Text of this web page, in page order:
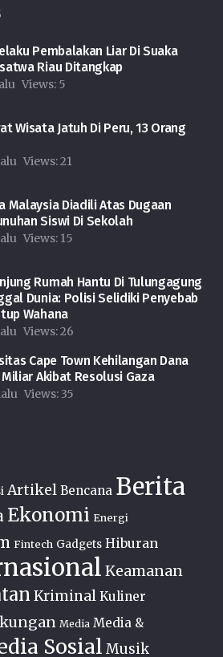
Pembalakan Liar Di Suaka
Riau Ditangkap
Views: 5
Wisata Jatuh Di Peru, 13 Orang
Views:21
Malaysia Diadili Atas Dugaan
Siswi Di Sekolah
Views: 15
Rumah Hantu Di Tulungagung
Dunia: Polisi Selidiki Penyebab
Wahana
Views:26
Cape Town Kehilangan Dana
Miliar Akibat Resolusi Gaza
Views: 35
Artikel Bencana Berita
Ekonomi Energi
Fintech Gadgets Hiburan
Keamanan
Kriminal Kuliner
Media Media &
Sosial Musik